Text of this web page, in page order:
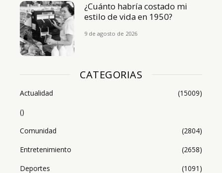
¿Cuánto habría costado mi
estilo de vida en 1950?
9 de agosto de 2026
CATEGORIAS
Actualidad
(15009)
()
Comunidad
(2804)
Entretenimiento
(2658)
Deportes
(1091)